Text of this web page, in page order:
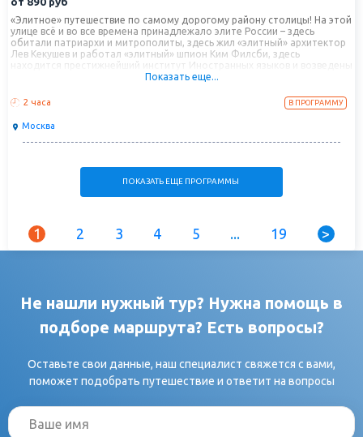
«Элитное» путешествие по самому дорогому району столицы! На этой
улице всё и во все времена принадлежало элите России – здесь
обитали патриархи и митрополиты, здесь жил «элитный» архитектор
Лев Кекушев и работал «элитный» шпион Ким Филсби, здесь
находится престижнейший институт Иностранных языков и возведены
фешенебельные жилые комплексы. «Золотая миля» столицы с самой
центра и непередаваемая атмосфера роскошного района Москвы.
Показать еще...
2 часа В ПРОГРАММУ
Москва
ПОКАЗАТЬ ЕЩЕ ПРОГРАММЫ
1 2 3 4 5 ... 19 >
Не нашли нужный тур? Нужна помощь в
подборе маршрута? Есть вопросы?
Оставьте свои данные, наш специалист свяжется с вами,
поможет подобрать путешествие и ответит на вопросы